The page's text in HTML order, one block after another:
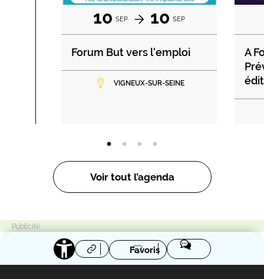
10 SEP 10 SEP
Forum But vers l'emploi
VIGNEUX-SUR-SEINE
A
Voir tout l’agenda
Favoris